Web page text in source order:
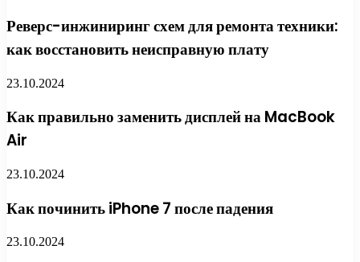
Реверс-инжиниринг схем для ремонта техники:
как восстановить неисправную плату
23.10.2024
Как правильно заменить дисплей на MacBook
Air
23.10.2024
Как починить iPhone 7 после падения
23.10.2024